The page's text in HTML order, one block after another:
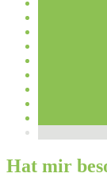
Hat mir